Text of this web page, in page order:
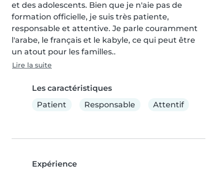
et des adolescents. Bien que je n'aie pas de
formation officielle, je suis très patiente,
responsable et attentive. Je parle couramment
l'arabe, le français et le kabyle, ce qui peut être
un atout pour les familles..
Lire la suite
Les caractéristiques
Patient
Responsable Attentif
Expérience